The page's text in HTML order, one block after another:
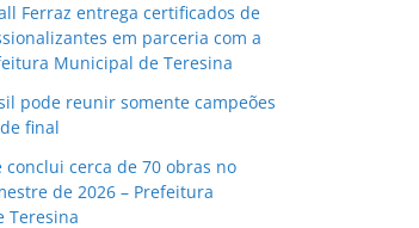
Ferraz entrega certificados de
em parceria com a
Municipal de Teresina
pode reunir somente campeões
final
conclui cerca de 70 obras no
de 2026 – Prefeitura
Teresina